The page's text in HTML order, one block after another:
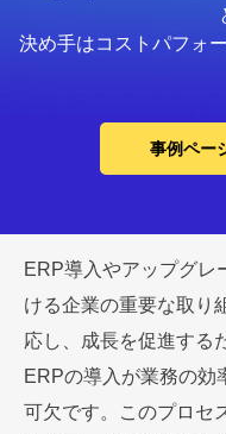
決め手はコストパフォ
事例ペー
ERP導入やアップグレ
ける企業の重要な取り
応し、成長を促進する
ERPの導入が業務の効
可欠です。このプロセ